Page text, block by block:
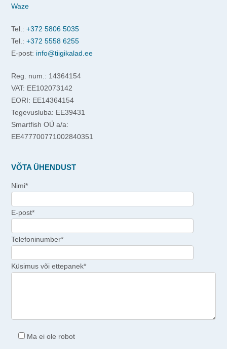
Waze
Tel.: +372 5806 5035
Tel.: +372 5558 6255
E-post: info@tiigikalad.ee
Reg. num.: 14364154
VAT: EE102073142
EORI: EE14364154
Tegevusluba: EE39431
Smartfish OÜ a/a:
EE477700771002840351
VÕTA ÜHENDUST
Nimi*
E-post*
Telefoninumber*
Küsimus või ettepanek*
Ma ei ole robot